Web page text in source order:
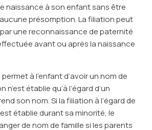
naissance à son enfant sans être
aucune présomption. La filiation peut
une reconnaissance de paternité
avant ou après la naissance
à l’enfant d’avoir un nom de
n’est établie qu’à l’égard d’un
son nom. Si la filiation à l’égard de
établie durant sa minorité, le
de nom de famille si les parents